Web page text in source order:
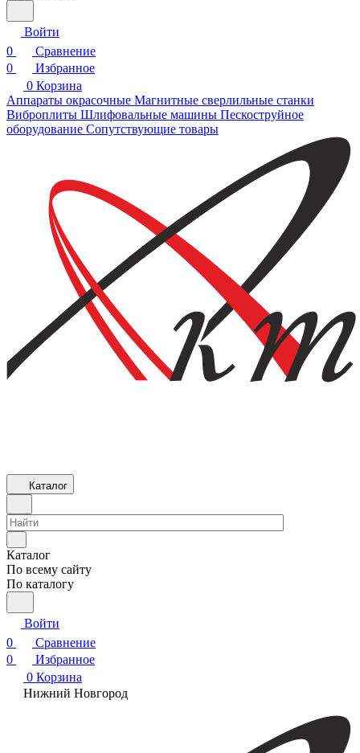
Войти
0
Сравнение
0
Избранное
0 Корзина
Аппараты окрасочные Магнитные сверлильные станки
Виброплиты Шлифовальные машины Пескоструйное
оборудование Сопутствующие товары
Каталог
Каталог
По всему сайту
По каталогу
Войти
0
Сравнение
0
Избранное
0 Корзина
Нижний Новгород